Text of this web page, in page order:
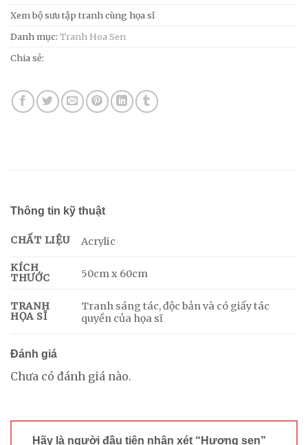
Xem bộ sưu tập tranh cùng họa sĩ
Danh mục: Tranh Hoa Sen
Chia sẻ:
Thông tin kỹ thuật
CHẤT LIỆU Acrylic
KÍCH
THƯỚC
50cm x 60cm
TRANH
HỌA SĨ
Tranh sáng tác, độc bản và có giấy tác
quyền của họa sĩ
Đánh giá
Chưa có đánh giá nào.
Hãy là người đầu tiên nhận xét “Hương sen”